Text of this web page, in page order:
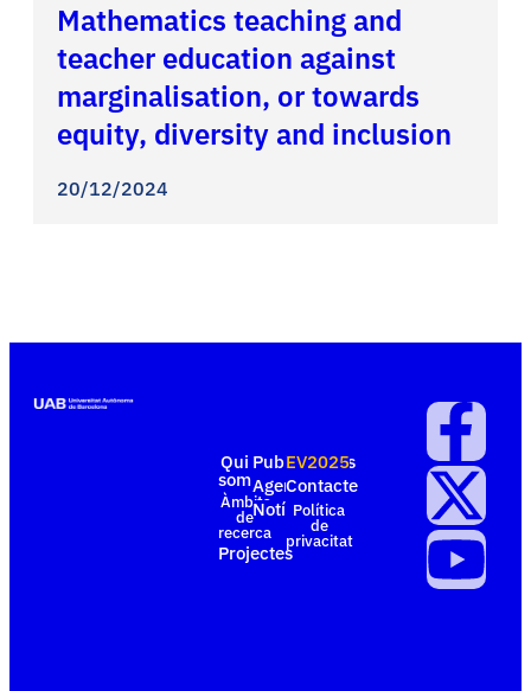
Mathematics teaching and
teacher education against
marginalisation, or towards
equity, diversity and inclusion
20/12/2024
Qui
som
Àmbits
de
recerca
Projectes
Publicacions
Agenda
Notícies
EV2025
Contacte
Política
de
privacitat